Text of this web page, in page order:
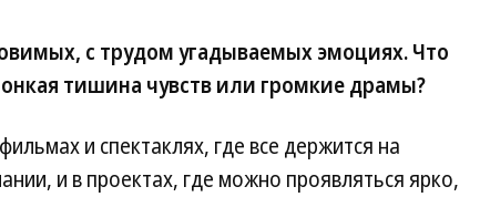
с трудом угадываемых эмоциях. Что
тишина чувств или громкие драмы?
и спектаклях, где все держится на
и в проектах, где можно проявляться ярко,